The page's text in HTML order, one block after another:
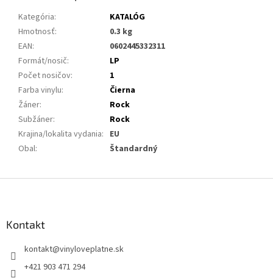
Kategória:
KATALÓG
Hmotnosť:
0.3 kg
EAN:
0602445332311
Formát/nosič:
LP
Počet nosičov:
1
Farba vinylu:
Čierna
Žáner:
Rock
Subžáner:
Rock
Krajina/lokalita vydania: EU
Obal: Štandardný
Kontakt
kontakt@vinyloveplatne.sk
+421 903 471 294